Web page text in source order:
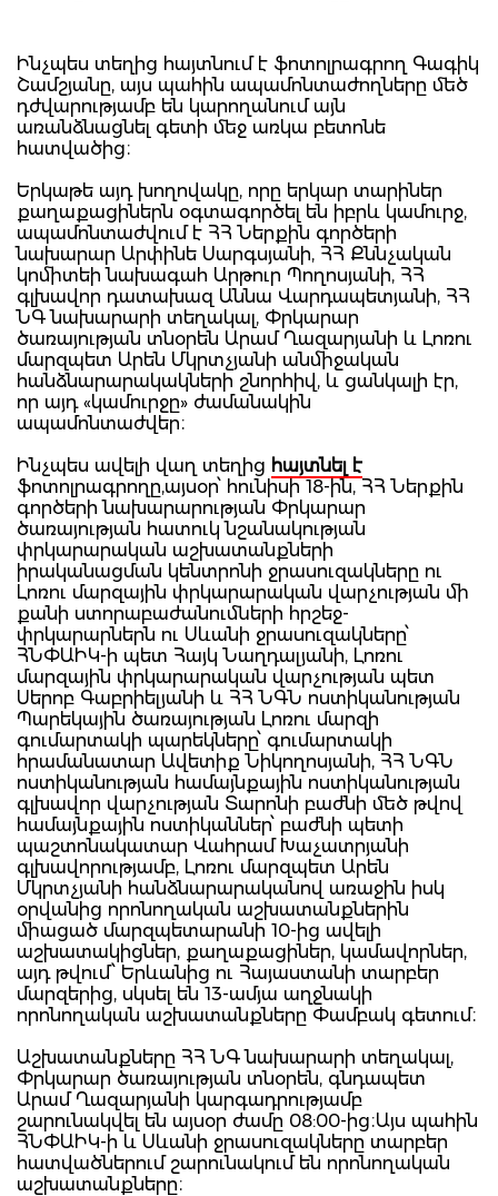
Ինչպես տեղից հայտնում է ֆոտոլրագրող Գագիկ
Շամշյանը, այս պահին ապամոնտաժողները մեծ
դժվարությամբ են կարողանում այն
առանձնացնել գետի մեջ առկա բետոնե
հատվածից։
Երկաթե այդ խողովակը, որը երկար տարիներ
քաղաքացիներն օգտագործել են իբրև կամուրջ,
ապամոնտաժվում է ՀՀ Ներքին գործերի
նախարար Արփինե Սարգսյանի, ՀՀ Քննչական
կոմիտեի նախագահ Արթուր Պողոսյանի, ՀՀ
գլխավոր դատախազ Աննա Վարդապետյանի, ՀՀ
ՆԳ նախարարի տեղակալ, Փրկարար
ծառայության տնօրեն Արամ Ղազարյանի և Լոռու
մարզպետ Արեն Մկրտչյանի անմիջական
հանձնարարակակների շնորհիվ, և ցանկալի էր,
որ այդ «կամուրջը» ժամանակին
ապամոնտաժվեր։
Ինչպես ավելի վաղ տեղից հայտնել է
ֆոտոլրագրողը,այսօր՝ հունիսի 18-ին, ՀՀ Ներքին
գործերի նախարարության Փրկարար
ծառայության հատուկ նշանակության
փրկարարական աշխատանքների
իրականացման կենտրոնի ջրասուզակները ու
Լոռու մարզային փրկարարական վարչության մի
քանի ստորաբաժանումների հրշեջ-
փրկարարներն ու Սևանի ջրասուզակները՝
ՀՆՓԱԻԿ-ի պետ Հայկ Նաղդալյանի, Լոռու
մարզային փրկարարական վարչության պետ
Սերոբ Գաբրիելյանի և ՀՀ ՆԳՆ ոստիկանության
Պարեկային ծառայության Լոռու մարզի
գումարտակի պարեկները՝ գումարտակի
հրամանատար Ավետիք Նիկողոսյանի, ՀՀ ՆԳՆ
ոստիկանության համայնքային ոստիկանության
գլխավոր վարչության Տարոնի բաժնի մեծ թվով
համայնքային ոստիկաններ՝ բաժնի պետի
պաշտոնակատար Վահրամ Խաչատրյանի
գլխավորությամբ, Լոռու մարզպետ Արեն
Մկրտչյանի հանձնարարականով առաջին իսկ
օրվանից որոնողական աշխատանքներին
միացած մարզպետարանի 10-ից ավելի
աշխատակիցներ, քաղաքացիներ, կամավորներ,
այդ թվում՝ Երևանից ու Հայաստանի տարբեր
մարզերից, սկսել են 13-ամյա աղջնակի
որոնողական աշխատանքները Փամբակ գետում։
Աշխատանքները ՀՀ ՆԳ նախարարի տեղակալ,
Փրկարար ծառայության տնօրեն, գնդապետ
Արամ Ղազարյանի կարգադրությամբ
շարունակվել են այսօր ժամը 08:00-ից։Այս պահին
ՀՆՓԱԻԿ-ի և Սևանի ջրասուզակները տարբեր
հատվածներում շարունակում են որոնողական
աշխատանքները։